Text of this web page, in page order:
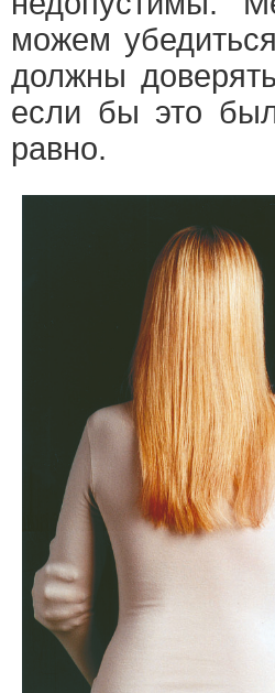
можем
должны
если бы это
равно.